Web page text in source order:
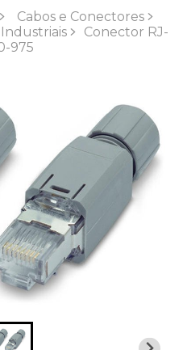
Cabos e Conectores
Conector RJ-
975